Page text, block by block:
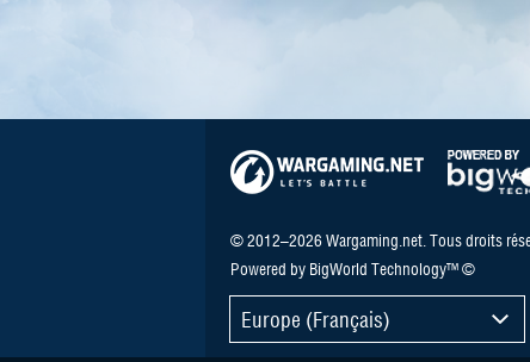
© 2012–2026 Wargaming.net. Tous droits
Powered by BigWorld Technology™ ©
Europe (Français)